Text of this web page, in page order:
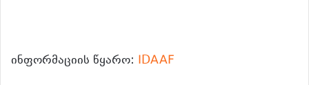
ინფორმაციის წყარო: IDAAF